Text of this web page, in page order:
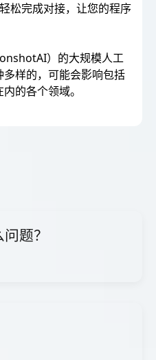
松完成对接，让您的程序
）的大规模人工
样的，可能会影响包括
的各个领域。
题？